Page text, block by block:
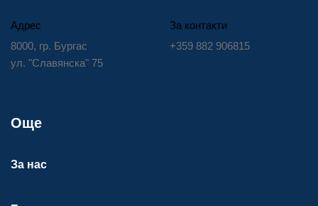
Адрес
8000, гр. Бургас
ул. "Славянска" 75
За контакти
+359 882 906815
Още
За нас